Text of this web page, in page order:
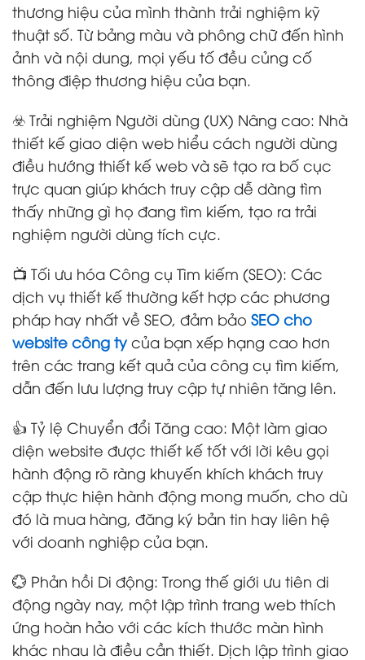
thương hiệu của mình thành trải nghiệm kỹ
thuật số. Từ bảng màu và phông chữ đến hình
ảnh và nội dung, mọi yếu tố đều củng cố
thông điệp thương hiệu của bạn.
☣️ Trải nghiệm Người dùng (UX) Nâng cao: Nhà
thiết kế giao diện web hiểu cách người dùng
điều hướng thiết kế web và sẽ tạo ra bố cục
trực quan giúp khách truy cập dễ dàng tìm
thấy những gì họ đang tìm kiếm, tạo ra trải
nghiệm người dùng tích cực.
📺 Tối ưu hóa Công cụ Tìm kiếm (SEO): Các
dịch vụ thiết kế thường kết hợp các phương
pháp hay nhất về SEO, đảm bảo SEO cho
website công tycủa bạn xếp hạng cao hơn
trên các trang kết quả của công cụ tìm kiếm,
dẫn đến lưu lượng truy cập tự nhiên tăng lên.
👍 Tỷ lệ Chuyển đổi Tăng cao: Một làm giao
diện website được thiết kế tốt với lời kêu gọi
hành động rõ ràng khuyến khích khách truy
cập thực hiện hành động mong muốn, cho dù
đó là mua hàng, đăng ký bản tin hay liên hệ
với doanh nghiệp của bạn.
💮 Phản hồi Di động: Trong thế giới ưu tiên di
động ngày nay, một lập trình trang web thích
ứng hoàn hảo với các kích thước màn hình
khác nhau là điều cần thiết. Dịch lập trình giao